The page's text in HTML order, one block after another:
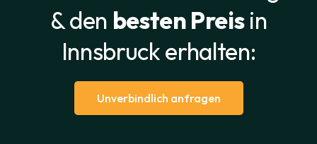
& den besten Preisin
Innsbruck erhalten:
Unverbindlich anfragen